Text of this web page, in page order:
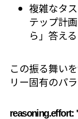
複雑なタ
テップ計
ら」答える
この振る舞い
リー固有のパ